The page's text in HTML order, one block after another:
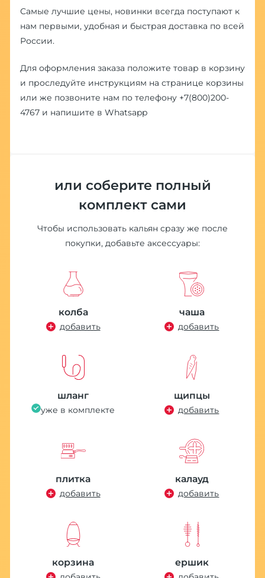
Самые лучшие цены, новинки всегда поступают к
нам первыми, удобная и быстрая доставка по всей
России.
Для оформления заказа положите товар в корзину
и проследуйте инструкциям на странице корзины
или же позвоните нам по телефону +7(800)200-
4767и напишите в Whatsapp
или соберите полный
комплект сами
Чтобы использовать кальян сразу же после
покупки, добавьте аксессуары:
колба
добавить
чаша
добавить
шланг
уже в комплекте
щипцы
добавить
плитка
добавить
калауд
добавить
корзина ершик